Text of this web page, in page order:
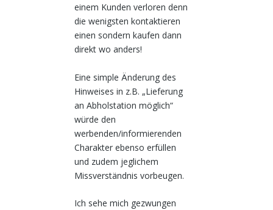
einem Kunden verloren denn
die wenigsten kontaktieren
einen sondern kaufen dann
direkt wo anders!
Eine simple Änderung des
Hinweises in z.B. „Lieferung
an Abholstation möglich“
würde den
werbenden/informierenden
Charakter ebenso erfüllen
und zudem jeglichem
Missverständnis vorbeugen.
Ich sehe mich gezwungen